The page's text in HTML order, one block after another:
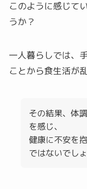
このように感じて
うか？
一人暮らしでは、
ことから食生活が
その結果、体
を感じ、
健康に不安を
ではないでし